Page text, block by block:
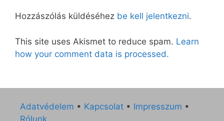
Hozzászólás küldéséhez be kell jelentkezni.
This site uses Akismet to reduce spam. Learn
how your comment data is processed.
Adatvédelem • Kapcsolat • Impresszum •